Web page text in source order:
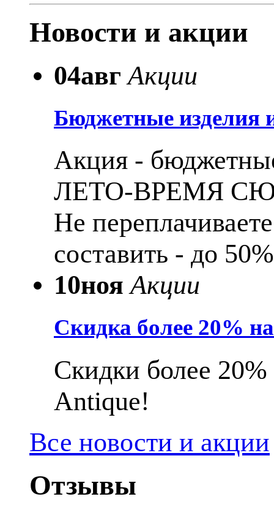
Новости и акции
04авг Акции
Бюджетные изделия
Акция -
ЛЕТО-ВРЕМЯ
Не
составить - до
10ноя Акции
Скидка более 20%
Скидки более
Antique!
Все новости и акции
Отзывы